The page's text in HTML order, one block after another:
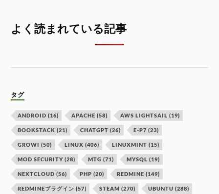
よく読まれている記事
タグ
ANDROID (16) APACHE (58) AWS LIGHTSAIL (19)
BOOKSTACK (21) CHATGPT (26) E-P7 (23)
GROWI (50) LINUX (406) LINUXMINT (15)
MOD SECURITY (28) MTG (71) MYSQL (19)
NEXTCLOUD (56) PHP (20) REDMINE (149)
REDMINEプラグイン (57) STEAM (270) UBUNTU (288)